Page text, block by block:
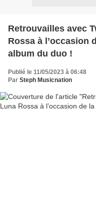
Retrouvailles avec
Rossa à l’occasion
album du duo !
Publié le 11/05/2023 à 06:48
Par Steph Musicnation